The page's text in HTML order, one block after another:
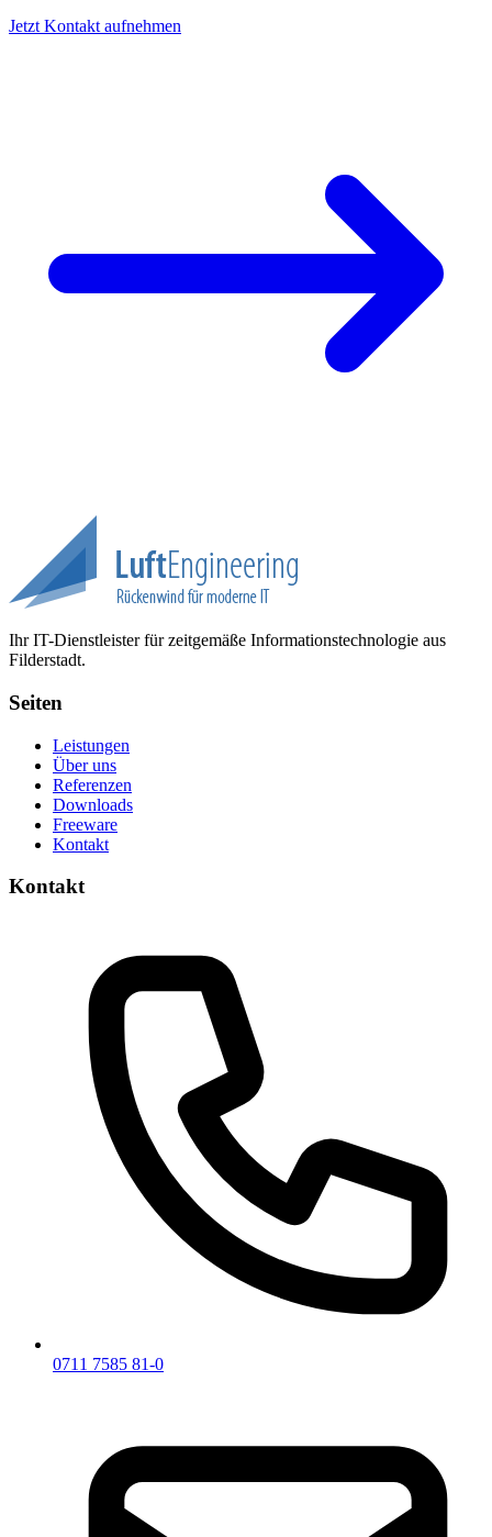
Jetzt Kontakt aufnehmen
Ihr IT-Dienstleister für zeitgemäße Informationstechnologie aus
Filderstadt.
Seiten
Leistungen
Über uns
Referenzen
Downloads
Freeware
Kontakt
Kontakt
0711 7585 81-0